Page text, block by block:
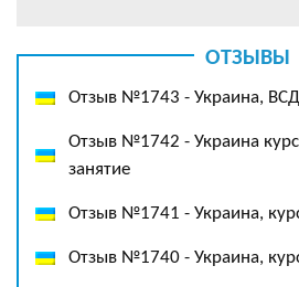
ОТЗЫВЫ
Отзыв №1743 - Украина, ВСД
Отзыв №1742 - Украина
занятие
Отзыв №1741 - Украина,
Отзыв №1740 - Украина,